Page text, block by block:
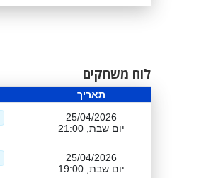
לוח משחקים
תאריך
25/04/2026
יום שבת, 21:00
25/04/2026
יום שבת, 19:00